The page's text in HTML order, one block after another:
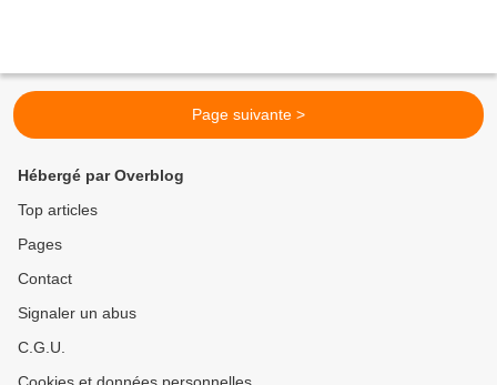
Page suivante >
Hébergé par Overblog
Top articles
Pages
Contact
Signaler un abus
C.G.U.